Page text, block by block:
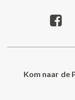
Kom naar de